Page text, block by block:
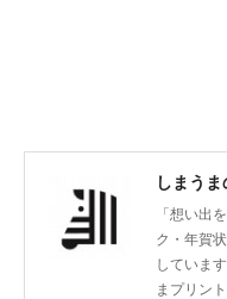
しまう
「想い出
ク・年賀
していま
まプリン